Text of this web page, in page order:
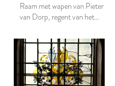
Raam met wapen van Pieter
van Dorp, regent van het